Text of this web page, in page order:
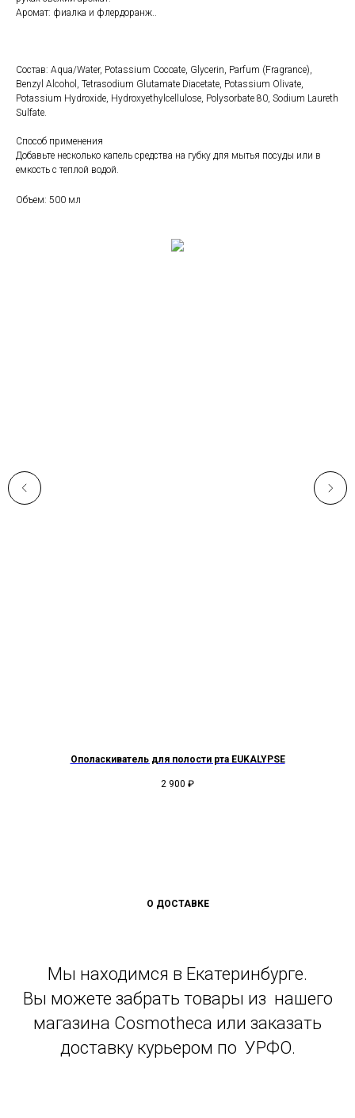
Аромат: фиалка и флердоранж..
Состав: Aqua/Water, Potassium Cocoate, Glycerin, Parfum (Fragrance),
Benzyl Alcohol, Tetrasodium Glutamate Diacetate, Potassium Olivate,
Potassium Hydroxide, Hydroxyethylcellulose, Polysorbate 80, Sodium Laureth
Sulfate.
Способ применения
Добавьте несколько капель средства на губку для мытья посуды или в
емкость с теплой водой.
Объем: 500 мл
Ополаскиватель для полости рта EUKALYPSE
2 900 ₽
О ДОСТАВКЕ
Мы находимся в Екатеринбурге.
Вы можете забрать товары из нашего
магазина Cosmotheca или заказать
доставку курьером по УРФО.